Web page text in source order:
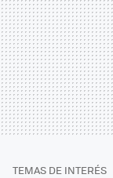
TEMAS DE INTERÉS